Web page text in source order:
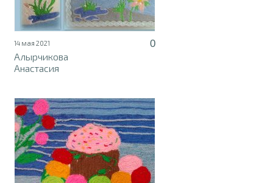
14 мая 2021
0
Алырчикова
Анастасия